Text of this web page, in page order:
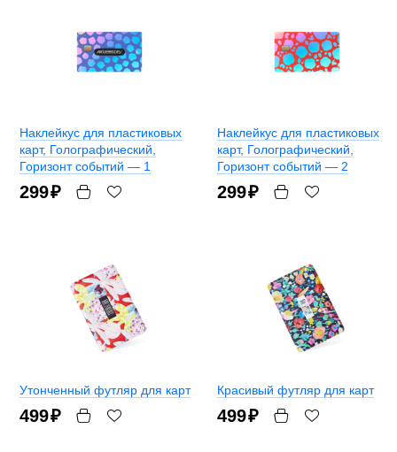
Наклейкус для пластиковых
карт, Голографический,
Горизонт событий — 1
299₽
Наклейкус для пластиковых
карт, Голографический,
Горизонт событий — 2
299₽
Утонченный футляр для карт
499₽
Красивый футляр для карт
499₽